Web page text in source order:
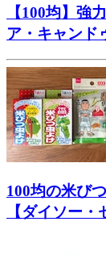
【100均】強
ア・キャンド
100均の米び
【ダイソー